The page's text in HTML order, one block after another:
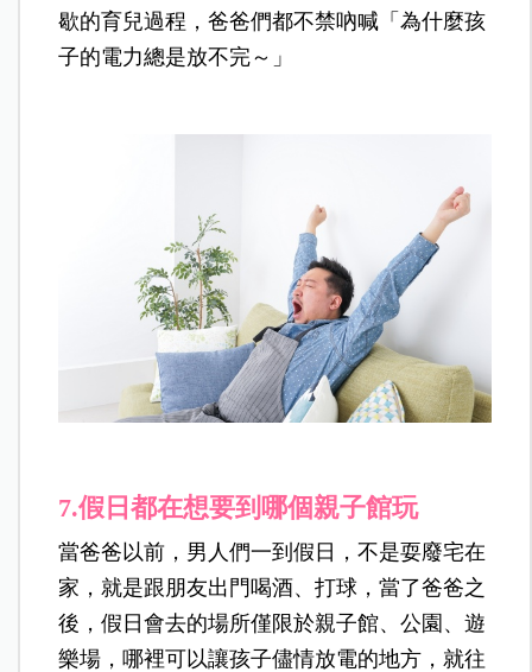
歇的育兒過程，爸爸們都不禁吶喊「為什麼孩
子的電力總是放不完～」
7.假日都在想要到哪個親子館玩
當爸爸以前，男人們一到假日，不是耍廢宅在
家，就是跟朋友出門喝酒、打球，當了爸爸之
後，假日會去的場所僅限於親子館、公園、遊
樂場，哪裡可以讓孩子儘情放電的地方，就往